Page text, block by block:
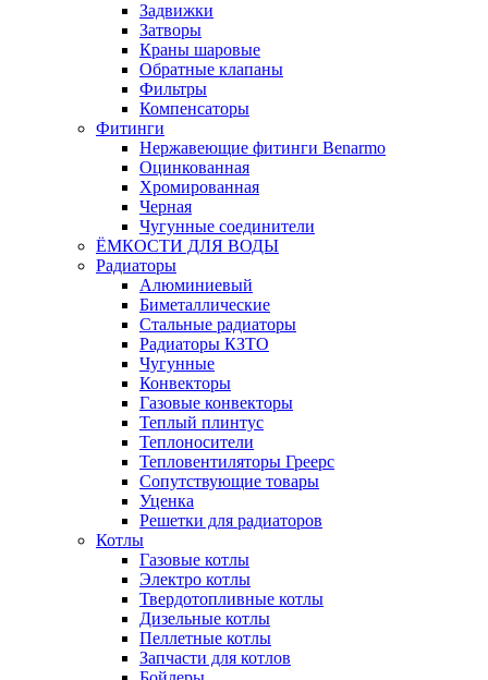
Задвижки
Затворы
Краны шаровые
Обратные клапаны
Фильтры
Компенсаторы
Фитинги
Нержавеющие фитинги Benarmo
Оцинкованная
Хромированная
Черная
Чугунные соединители
ЁМКОСТИ ДЛЯ ВОДЫ
Радиаторы
Алюминиевый
Биметаллические
Стальные радиаторы
Радиаторы КЗТО
Чугунные
Конвекторы
Газовые конвекторы
Теплый плинтус
Теплоносители
Тепловентиляторы Греерс
Сопутствующие товары
Уценка
Решетки для радиаторов
Котлы
Газовые котлы
Электро котлы
Твердотопливные котлы
Дизельные котлы
Пеллетные котлы
Запчасти для котлов